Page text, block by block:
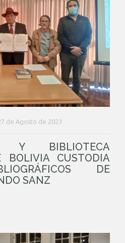
de Agosto de 2023
Y BIBLIOTECA
BOLIVIA CUSTODIA
DE
SANZ